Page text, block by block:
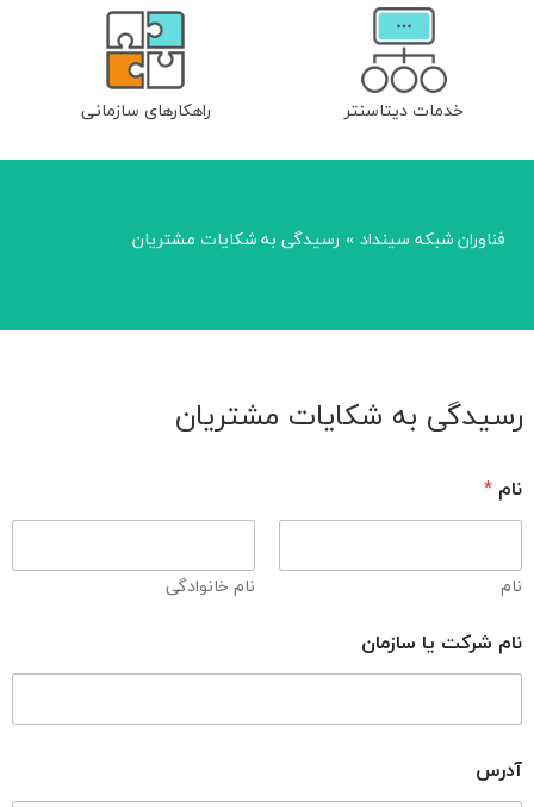
خدمات دیتاسنتر راهکارهای سازمانی
فناوران شبکه سینداد » رسیدگی به شکایات مشتریان
رسیدگی به شکایات مشتریان
نام*
نام نام خانوادگی
نام شرکت یا سازمان
آدرس